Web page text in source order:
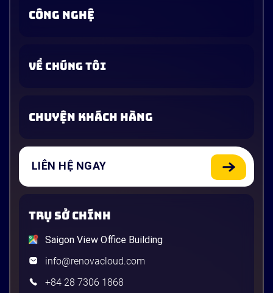
CÔNG NGHỆ
VỀ CHÚNG TÔI
CHUYỆN KHÁCH HÀNG
LIÊN HỆ NGAY
TRỤ SỞ CHÍNH
Saigon View Office Building
info@renovacloud.com
+84 28 7306 1868